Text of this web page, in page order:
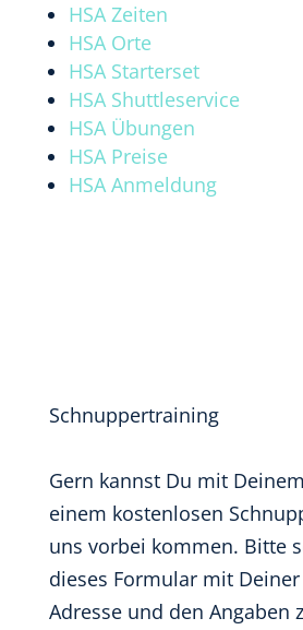
HSA Zeiten
HSA Orte
HSA Starterset
HSA Shuttleservice
HSA Übungen
HSA Preise
HSA Anmeldung
Schnuppertraining
Gern kannst Du mit
einem kostenlosen
uns vorbei kommen. Bitte
dieses Formular mit Deiner
Adresse und den Angaben